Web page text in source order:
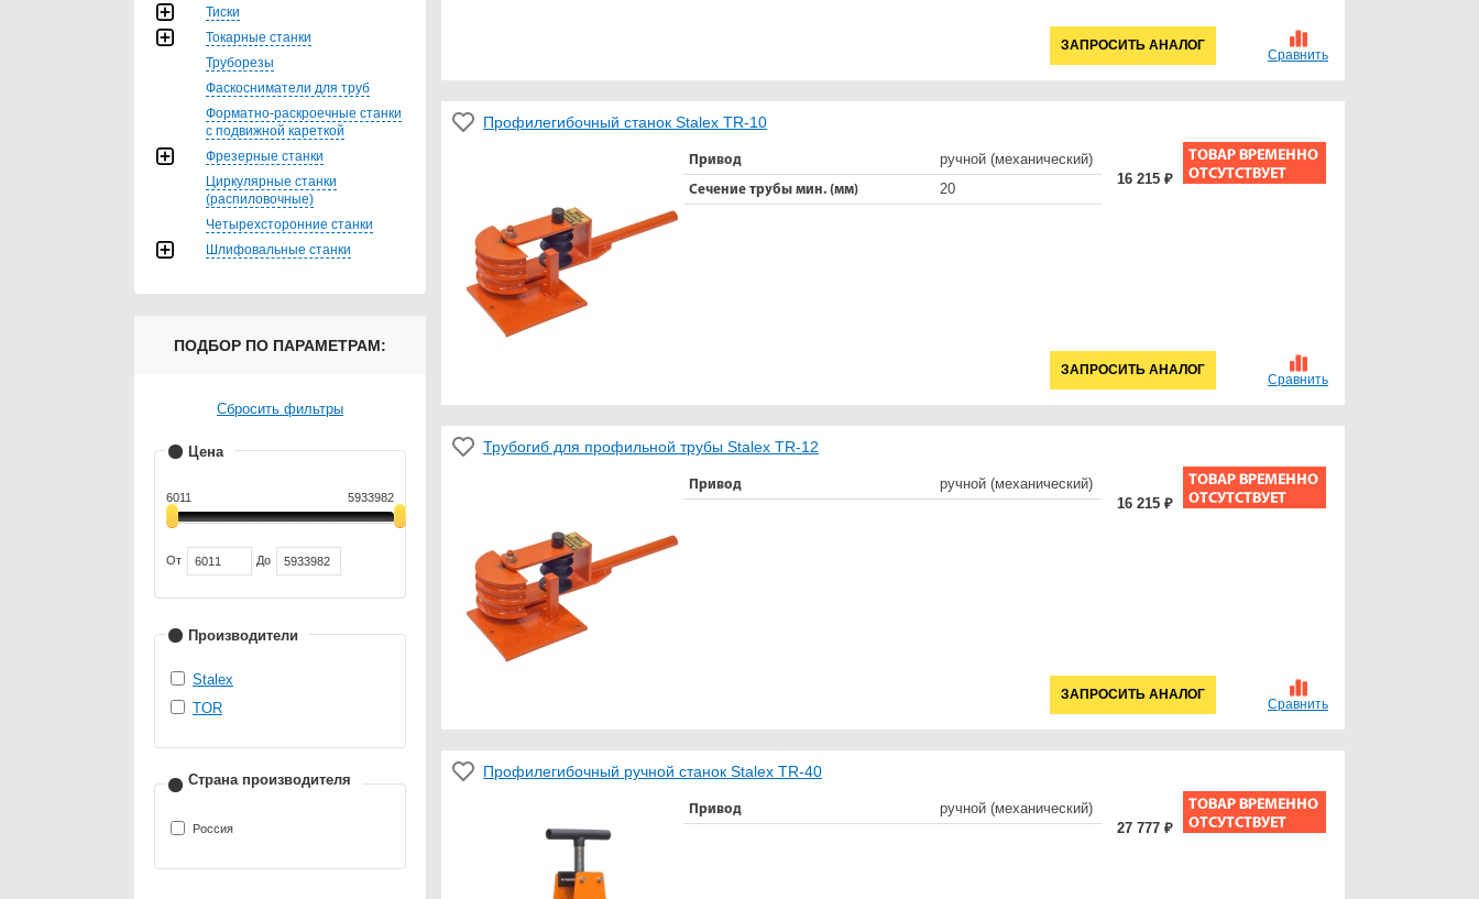
Тиски
Токарные станки
Труборезы
Фаскосниматели для труб
Форматно-раскроечные станки
с подвижной кареткой
Фрезерные станки
Циркулярные станки
(распиловочные)
Четырехсторонние станки
Шлифовальные станки
ПОДБОР ПО ПАРАМЕТРАМ:
Сбросить фильтры
Цена
6011 5933982
От До
Производители
Stalex
TOR
Страна производителя
Россия
Сравнить
ЗАПРОСИТЬ АНАЛОГ
Сравнить
Профилегибочный станок Stalex TR-10
Привод ручной (механический)
Сечение трубы мин. (мм) 20
16 215 ₽
ЗАПРОСИТЬ АНАЛОГ
Сравнить
Трубогиб для профильной трубы Stalex TR-12
Привод
ручной (механический)
16 215 ₽
ЗАПРОСИТЬ АНАЛОГ
Профилегибочный ручной станок Stalex TR-40
Привод
ручной (механический)
27 777 ₽